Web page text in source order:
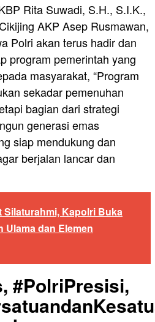
Rita Suwadi, S.H., S.I.K.,
AKP Asep Rusmawan,
Polri akan terus hadir dan
program pemerintah yang
masyarakat, “Program
sekadar pemenuhan
bagian dari strategi
generasi emas
siap mendukung dan
berjalan lancar dan
Silaturahmi, Kapolri Buka
Ulama dan Elemen
#PolriPresisi,